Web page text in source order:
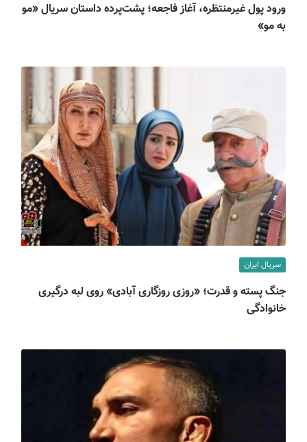
ورود پول غیرمنتظره، آغاز فاجعه؛ پشت‌پرده داستان سریال «مو
به مو»
سریال ایران
جنگ پسته و قدرت؛ «روزی روزگاری آبادی» روی لبه درگیری
خانوادگی